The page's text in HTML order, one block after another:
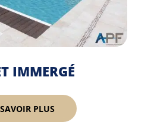
IMMERGÉ
PLUS